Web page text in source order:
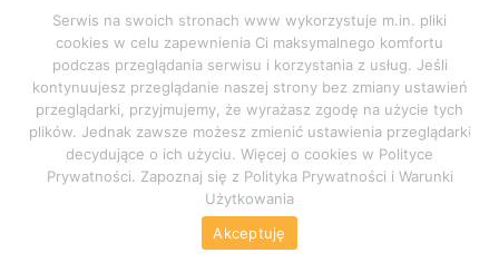
Serwis na swoich stronach www wykorzystuje m.in. pliki
cookies w celu zapewnienia Ci maksymalnego komfortu
podczas przeglądania serwisu i korzystania z usług. Jeśli
kontynuujesz przeglądanie naszej strony bez zmiany ustawień
przeglądarki, przyjmujemy, że wyrażasz zgodę na użycie tych
plików. Jednak zawsze możesz zmienić ustawienia przeglądarki
decydujące o ich użyciu. Więcej o cookies w Polityce
Prywatności. Zapoznaj się z Polityka Prywatności i Warunki
Użytkowania
Akceptuję